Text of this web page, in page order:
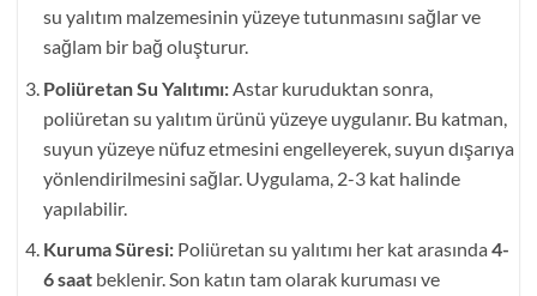
su yalıtım malzemesinin yüzeye tutunmasını sağlar ve
sağlam bir bağ oluşturur.
Poliüretan Su Yalıtımı:Astar kuruduktan sonra,
poliüretan su yalıtım ürünü yüzeye uygulanır. Bu katman,
suyun yüzeye nüfuz etmesini engelleyerek, suyun dışarıya
yönlendirilmesini sağlar. Uygulama, 2-3 kat halinde
yapılabilir.
Kuruma Süresi:Poliüretan su yalıtımı her kat arasında 4-
6 saatbeklenir. Son katın tam olarak kuruması ve